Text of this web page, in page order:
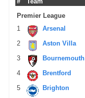
Premier League
1
Arsenal
2
Aston Villa
3
Bournemouth
4
Brentford
5
Brighton